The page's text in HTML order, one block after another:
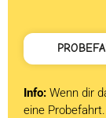
Info: Wenn dir
eine